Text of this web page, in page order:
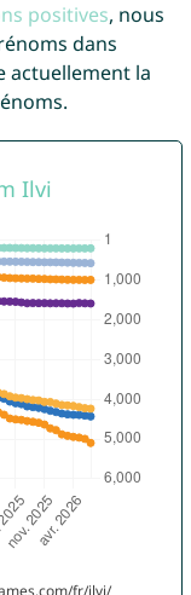
positives, nous
dans
actuellement la